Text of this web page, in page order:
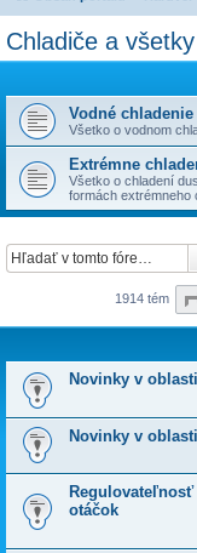
Chladiče a
Vodné chladenie
Všetko o vodnom
Extrémne
Všetko o chladení
formách extrémneho
1914 tém
Novinky v
Novinky v
otáčok